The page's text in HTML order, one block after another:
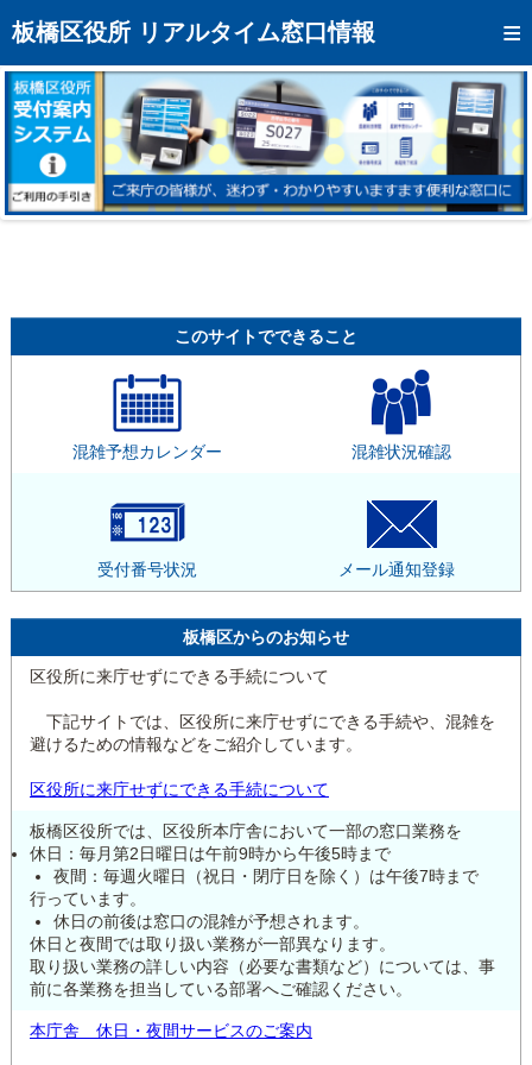
板橋区役所 リアルタイム窓口情報
トップページへ
混雑予想カレンダー
リアルタイム混雑状況
リアルタイム受付番号状況
メール通知登録
モバイルサイト
区役所フロアマップ
このサイトでできること
混雑予想カレンダー 混雑状況確認
受付番号状況 メール通知登録
板橋区からのお知らせ
区役所に来庁せずにできる手続について
下記サイトでは、区役所に来庁せずにできる手続や、混雑を
避けるための情報などをご紹介しています。
区役所に来庁せずにできる手続について
板橋区役所では、区役所本庁舎において一部の窓口業務を
休日：毎月第2日曜日は午前9時から午後5時まで
夜間：毎週火曜日（祝日・閉庁日を除く）は午後7時まで
行っています。
休日の前後は窓口の混雑が予想されます。
休日と夜間では取り扱い業務が一部異なります。
取り扱い業務の詳しい内容（必要な書類など）については、事
前に各業務を担当している部署へご確認ください。
本庁舎 休日・夜間サービスのご案内